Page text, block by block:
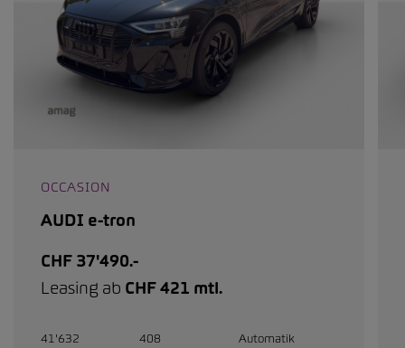
OCCASION
AUDI e-tron
CHF 37'490.-
Leasing ab CHF 421 mtl.
41'632
408
Automatik